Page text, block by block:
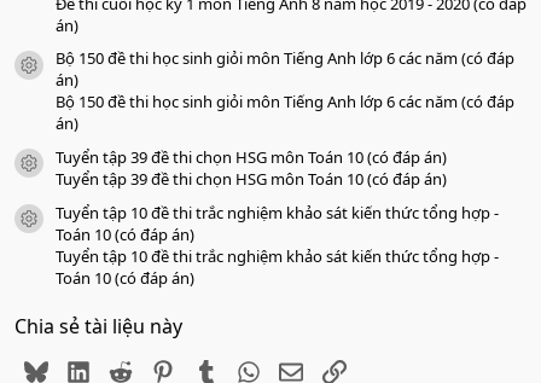
án)
icon tài liệu
Bộ 150 đề thi học sinh giỏi môn Tiếng Anh lớp 6 các năm (có đáp
án)
Bộ 150 đề thi học sinh giỏi môn Tiếng Anh lớp 6 các năm (có đáp
án)
icon tài liệu
Tuyển tập 39 đề thi chọn HSG môn Toán 10 (có đáp án)
Tuyển tập 39 đề thi chọn HSG môn Toán 10 (có đáp án)
icon tài liệu
Tuyển tập 10 đề thi trắc nghiệm khảo sát kiến thức tổng hợp -
Toán 10 (có đáp án)
Tuyển tập 10 đề thi trắc nghiệm khảo sát kiến thức tổng hợp -
Toán 10 (có đáp án)
Chia sẻ tài liệu này
BlueskyLinkedIn
Reddit PinterestTumblr WhatsApp
EmailLink